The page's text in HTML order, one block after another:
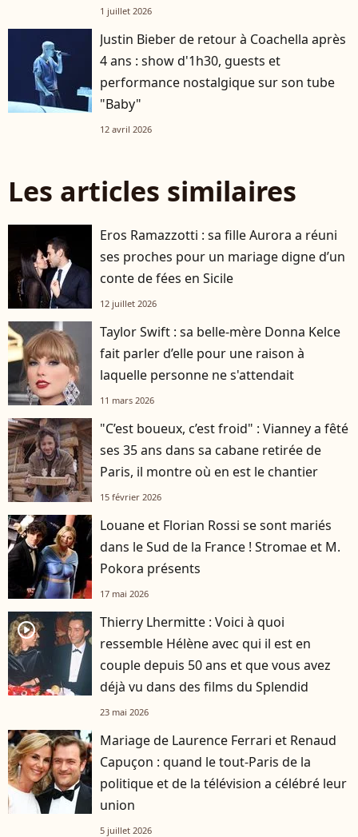
?1 juillet 2026
Justin Bieber de retour à Coachella après
4 ans : show d'1h30, guests et
performance nostalgique sur son tube
"Baby"
12 avril 2026
Les articles similaires
Eros Ramazzotti : sa fille Aurora a réuni
ses proches pour un mariage digne d’un
conte de fées en Sicile
12 juillet 2026
Taylor Swift : sa belle-mère Donna Kelce
fait parler d’elle pour une raison à
laquelle personne ne s'attendait
11 mars 2026
"C’est boueux, c’est froid" : Vianney a fêté
ses 35 ans dans sa cabane retirée de
Paris, il montre où en est le chantier
15 février 2026
Louane et Florian Rossi se sont mariés
dans le Sud de la France ! Stromae et M.
Pokora présents
17 mai 2026
player2
Thierry Lhermitte : Voici à quoi
ressemble Hélène avec qui il est en
couple depuis 50 ans et que vous avez
déjà vu dans des films du Splendid
23 mai 2026
Mariage de Laurence Ferrari et Renaud
Capuçon : quand le tout-Paris de la
politique et de la télévision a célébré leur
union
5 juillet 2026